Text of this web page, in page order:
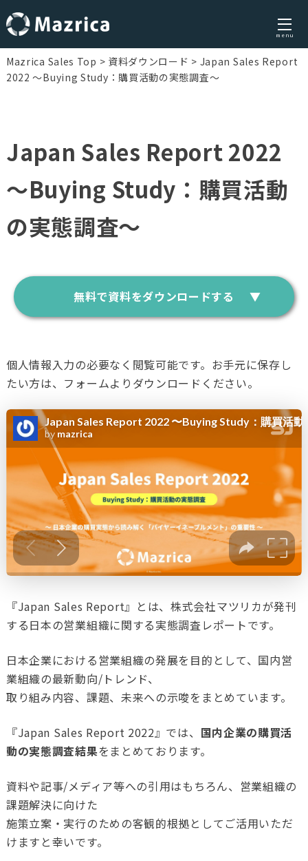
Skip
to
menu
Mazrica Sales Top 資料ダウンロード
Japan Sales Report
2022 〜Buying Study：購買活動の実態調査〜
Japan Sales Report 2022
〜Buying Study：購買活動
の実態調査〜
無料で資料をダウンロードする
個人情報入力の必要なく閲覧可能です。お手元に保存し
たい方は、フォームよりダウンロードください。
『Japan Sales Report』とは、株式会社マツリカが発刊
する日本の営業組織に関する実態調査レポートです。
日本企業における営業組織の発展を目的として、国内営
業組織の最新動向/トレンド、
取り組み内容、課題、未来への示唆をまとめています。
『Japan Sales Report 2022』では、 国内企業の購買活
動の実態調査結果をまとめております。
資料や記事/メディア等への引用はもちろん、営業組織の
課題解決に向けた
施策立案・実行のための客観的根拠としてご活用いただ
けますと幸いです。